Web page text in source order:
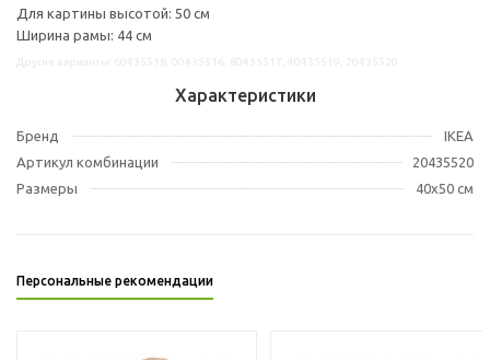
Для картины высотой: 50 см
Ширина рамы: 44 см
Характеристики
Бренд
IKEA
Артикул комбинации
20435520
Размеры
40x50 см
Персональные рекомендации